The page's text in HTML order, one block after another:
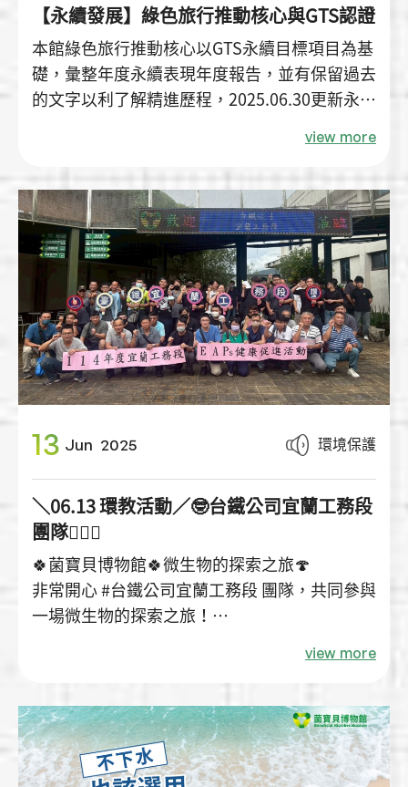
【永續發展】綠色旅行推動核心與GTS認證
本館綠色旅行推動核心以GTS永續目標項目為基
礎，彙整年度永續表現年度報告，並有保留過去
的文字以利了解精進歷程，2025.06.30更新永續
view more
13 Jun 2025 環境保護
＼06.13 環教活動／🤓台鐵公司宜蘭工務段
團隊👷🏻‍♂️
🍀菌寶貝博物館🍀微生物的探索之旅🍄
非常開心 #台鐵公司宜蘭工務段 團隊，共同參與
一場微生物的探索之旅！
者，大家一起走進「看不見的科學世界」，了解
view more